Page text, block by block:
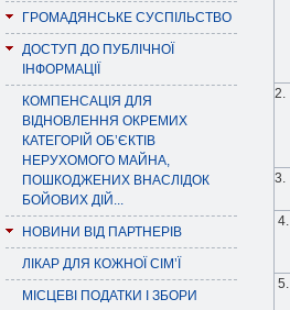
ГРОМАДЯНСЬКЕ СУСПІЛЬСТВО
ДОСТУП ДО ПУБЛІЧНОЇ
ІНФОРМАЦІЇ
КОМПЕНСАЦІЯ ДЛЯ
ВІДНОВЛЕННЯ ОКРЕМИХ
КАТЕГОРІЙ ОБ’ЄКТІВ
НЕРУХОМОГО МАЙНА,
ПОШКОДЖЕНИХ ВНАСЛІДОК
БОЙОВИХ ДІЙ...
НОВИНИ ВІД ПАРТНЕРІВ
ЛІКАР ДЛЯ КОЖНОЇ СІМ’Ї
МІСЦЕВІ ПОДАТКИ І ЗБОРИ
2.
3.
4.
5.